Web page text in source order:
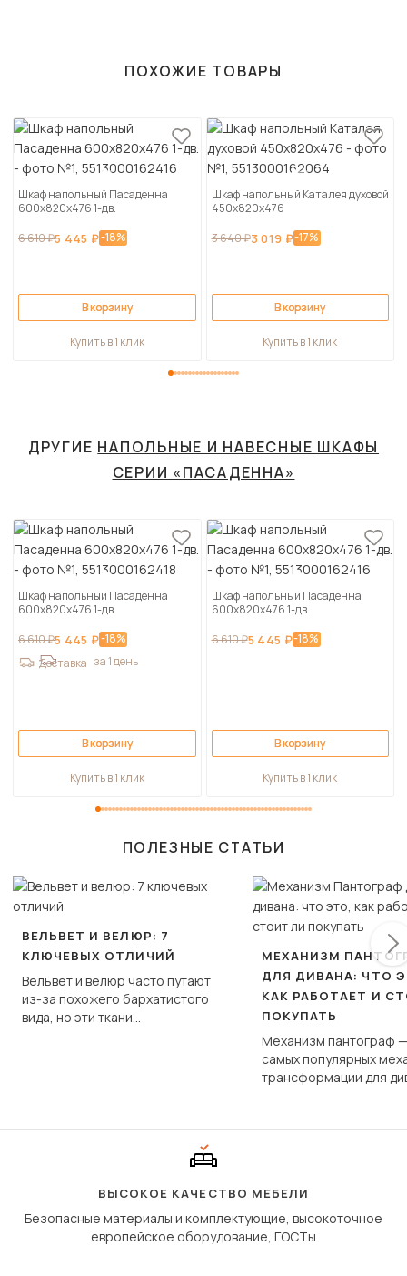
ПОХОЖИЕ ТОВАРЫ
Шкаф напольный Пасаденна
600х820х476 1-дв.
6 610 ₽5 445 ₽-18%
В корзину
Купить в 1 клик
Шкаф напольный Каталея духовой
450х820х476
3 640 ₽3 019 ₽-17%
В корзину
Купить в 1 клик
ДРУГИЕ НАПОЛЬНЫЕ И НАВЕСНЫЕ ШКАФЫ
СЕРИИ «ПАСАДЕННА»
Шкаф напольный Пасаденна
600х820х476 1-дв.
6 610 ₽5 445 ₽-18%
Доставка за 1 день
В корзину
Купить в 1 клик
Шкаф напольный Пасаденна
600х820х476 1-дв.
6 610 ₽5 445 ₽-18%
В корзину
Купить в 1 клик
ПОЛЕЗНЫЕ СТАТЬИ
ВЕЛЬВЕТ И ВЕЛЮР: 7
КЛЮЧЕВЫХ ОТЛИЧИЙ
Вельвет и велюр часто путают
из-за похожего бархатистого
вида, но эти ткани
МЕХАНИЗМ
ДЛЯ ДИВАНА: ЧТО
КАК РАБОТАЕТ И
ПОКУПАТЬ
Механизм пантограф
самых популярных
трансформации для
сиденье не
дугообразной
ВЫСОКОЕ КАЧЕСТВО МЕБЕЛИ
Безопасные материалы и комплектующие, высокоточное
европейское оборудование, ГОСТы